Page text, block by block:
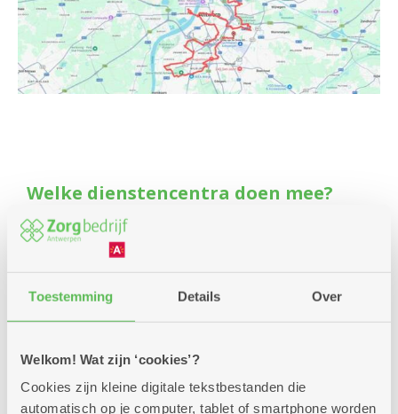
Toestemming Details Over
Welkom! Wat zijn ‘cookies’?
Cookies zijn kleine digitale tekstbestanden die
automatisch op je computer, tablet of smartphone worden
Welke dienstencentra doen mee?
’t Dokske
Blankenberg
Boeksveld
De Brem
De Boskes
De Fontein